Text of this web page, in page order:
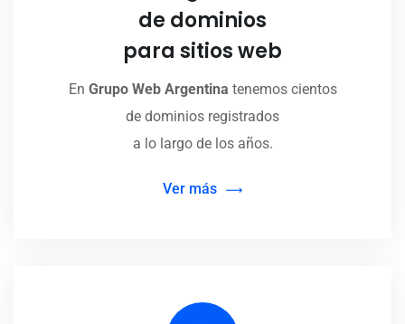
de dominios
para sitios web
En Grupo Web Argentina tenemos cientos
de dominios registrados
a lo largo de los años.
Ver más